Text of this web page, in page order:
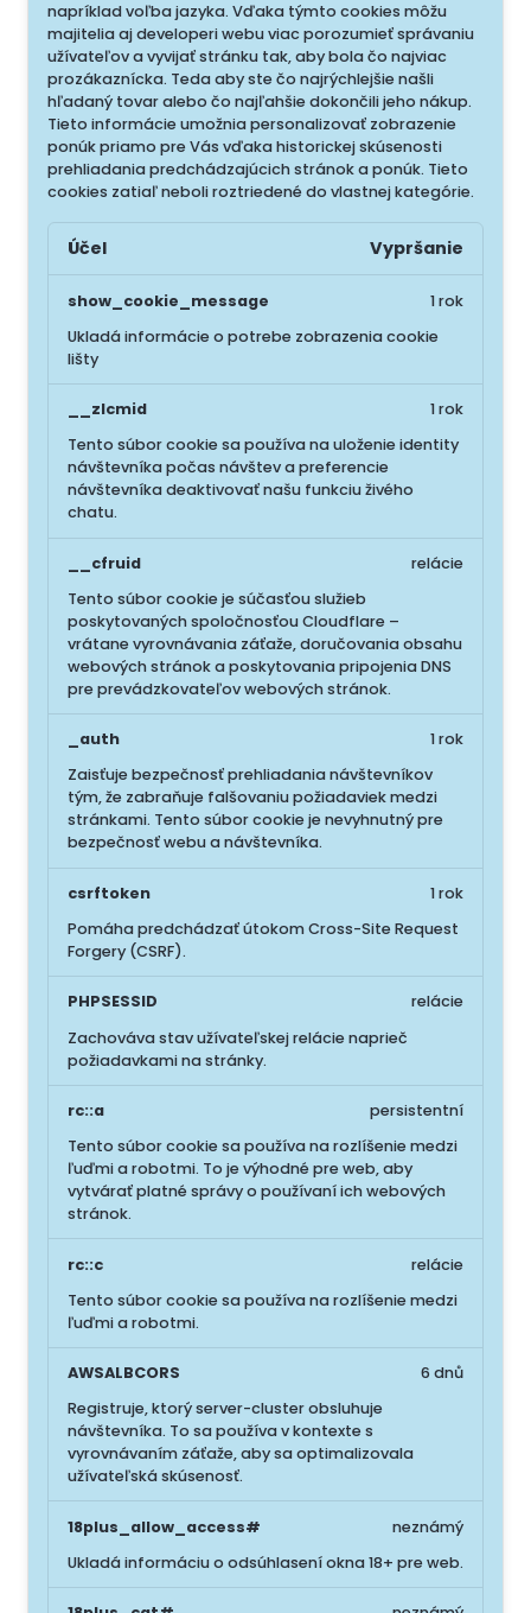
napríklad voľba jazyka. Vďaka týmto cookies môžu
majitelia aj developeri webu viac porozumieť správaniu
užívateľov a vyvijať stránku tak, aby bola čo najviac
prozákaznícka. Teda aby ste čo najrýchlejšie našli
hľadaný tovar alebo čo najľahšie dokončili jeho nákup.
Tieto informácie umožnia personalizovať zobrazenie
ponúk priamo pre Vás vďaka historickej skúsenosti
prehliadania predchádzajúcich stránok a ponúk. Tieto
cookies zatiaľ neboli roztriedené do vlastnej kategórie.
Účel Vypršanie
show_cookie_message
Ukladá informácie o potrebe zobrazenia cookie
lišty
1 rok
__zlcmid
Tento súbor cookie sa používa na uloženie identity
návštevníka počas návštev a preferencie
návštevníka deaktivovať našu funkciu živého
chatu.
1 rok
__cfruid
Tento súbor cookie je súčasťou služieb
poskytovaných spoločnosťou Cloudflare –
vrátane vyrovnávania záťaže, doručovania obsahu
webových stránok a poskytovania pripojenia DNS
pre prevádzkovateľov webových stránok.
relácie
_auth
Zaisťuje bezpečnosť prehliadania návštevníkov
tým, že zabraňuje falšovaniu požiadaviek medzi
stránkami. Tento súbor cookie je nevyhnutný pre
bezpečnosť webu a návštevníka.
1 rok
csrftoken
Pomáha predchádzať útokom Cross-Site Request
Forgery (CSRF).
1 rok
PHPSESSID
Zachováva stav užívateľskej relácie naprieč
požiadavkami na stránky.
relácie
rc::a
Tento súbor cookie sa používa na rozlíšenie medzi
ľuďmi a robotmi. To je výhodné pre web, aby
vytvárať platné správy o používaní ich webových
stránok.
persistentní
rc::c
Tento súbor cookie sa používa na rozlíšenie medzi
ľuďmi a robotmi.
relácie
AWSALBCORS
Registruje, ktorý server-cluster obsluhuje
návštevníka. To sa používa v kontexte s
vyrovnávaním záťaže, aby sa optimalizovala
užívateľská skúsenosť.
6 dnů
18plus_allow_access#
Ukladá informáciu o odsúhlasení okna 18+ pre web.
neznámý